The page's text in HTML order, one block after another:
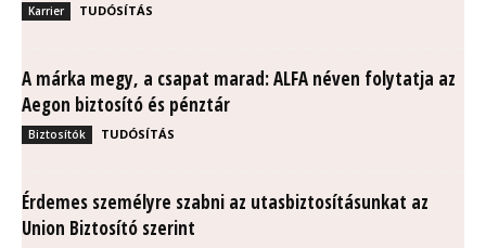
Karrier TUDÓSÍTÁS
A márka megy, a csapat marad: ALFA néven folytatja az
Aegon biztosító és pénztár
Biztosítók TUDÓSÍTÁS
Érdemes személyre szabni az utasbiztosításunkat az
Union Biztosító szerint